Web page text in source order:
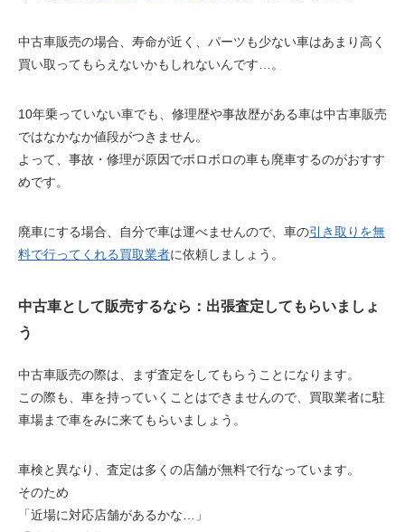
中古車販売の場合、寿命が近く、パーツも少ない車はあまり高く
買い取ってもらえないかもしれないんです…。
10年乗っていない車でも、修理歴や事故歴がある車は中古車販売
ではなかなか値段がつきません。
よって、事故・修理が原因でボロボロの車も廃車するのがおすす
めです。
廃車にする場合、自分で車は運べませんので、車の引き取りを無
料で行ってくれる買取業者に依頼しましょう。
中古車として販売するなら：出張査定してもらいましょ
う
中古車販売の際は、まず査定をしてもらうことになります。
この際も、車を持っていくことはできませんので、買取業者に駐
車場まで車をみに来てもらいましょう 。
車検と異なり、査定は多くの店舗が無料で行なっています。
そのため
「近場に対応店舗があるかな…」